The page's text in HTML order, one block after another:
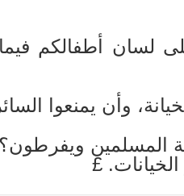
لسان أطفالكم
وأن يمنعوا
ويفرطون؟
£